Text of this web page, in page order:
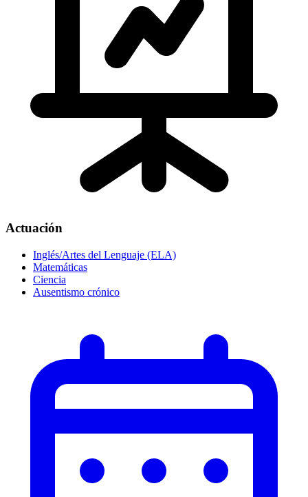
Actuación
Inglés/Artes del Lenguaje (ELA)
Matemáticas
Ciencia
Ausentismo crónico